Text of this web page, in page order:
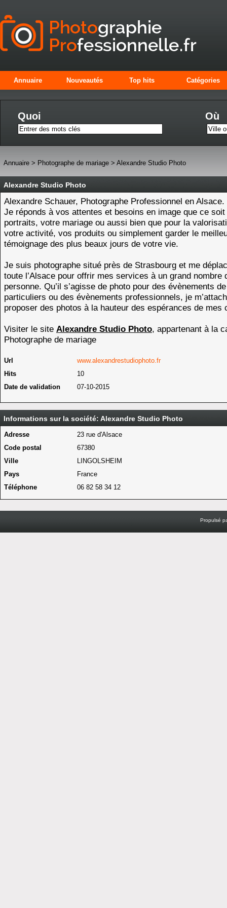
Annuaire Nouveautés Top hits Catégories
Quoi Où
Annuaire > Photographe de mariage > Alexandre Studio Photo
Alexandre Studio Photo
Alexandre Schauer, Photographe Professionnel en Alsace.
Je réponds à vos attentes et besoins en image que ce
portraits, votre mariage ou aussi bien que pour la
votre activité, vos produits ou simplement garder le
témoignage des plus beaux jours de votre vie.
Je suis photographe situé près de Strasbourg et me
toute l’Alsace pour offrir mes services à un grand nombre
personne. Qu’il s’agisse de photo pour des évènements de
particuliers ou des évènements professionnels, je
proposer des photos à la hauteur des espérances de mes
Visiter le site Alexandre Studio Photo, appartenant à la
Photographe de mariage
Url
www.alexandrestudiophoto.fr
Hits
10
Date de validation
07-10-2015
Informations sur la société: Alexandre Studio Photo
Adresse
23 rue d'Alsace
Code postal
67380
Ville
LINGOLSHEIM
Pays
France
Téléphone
06 82 58 34 12
Propulsé